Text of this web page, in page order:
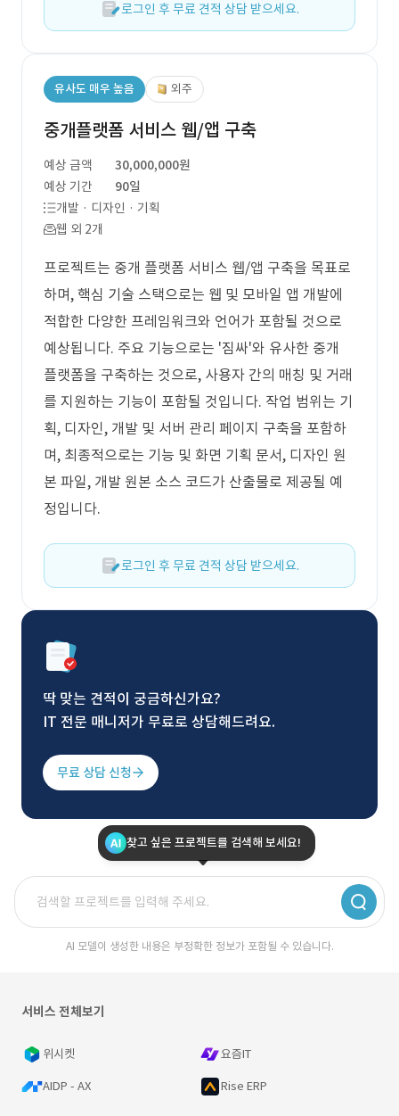
로그인 후 무료 견적 상담 받으세요.
유사도 매우 높음 외주
중개플랫폼 서비스 웹/앱 구축
예상 금액
30,000,000원
예상 기간
90일
개발 · 디자인 · 기획
웹 외 2개
프로젝트는 중개 플랫폼 서비스 웹/앱 구축을 목표로
하며, 핵심 기술 스택으로는 웹 및 모바일 앱 개발에
적합한 다양한 프레임워크와 언어가 포함될 것으로
예상됩니다. 주요 기능으로는 '짐싸'와 유사한 중개
플랫폼을 구축하는 것으로, 사용자 간의 매칭 및 거래
를 지원하는 기능이 포함될 것입니다. 작업 범위는 기
획, 디자인, 개발 및 서버 관리 페이지 구축을 포함하
며, 최종적으로는 기능 및 화면 기획 문서, 디자인 원
본 파일, 개발 원본 소스 코드가 산출물로 제공될 예
정입니다.
로그인 후 무료 견적 상담 받으세요.
딱 맞는 견적이 궁금하신가요?
IT 전문 매니저가 무료로 상담해드려요.
무료 상담 신청
찾고 싶은 프로젝트를 검색해 보세요!
AI 모델이 생성한 내용은 부정확한 정보가 포함될 수 있습니다.
서비스 전체보기
위시켓 요즘IT
AIDP - AX Rise ERP